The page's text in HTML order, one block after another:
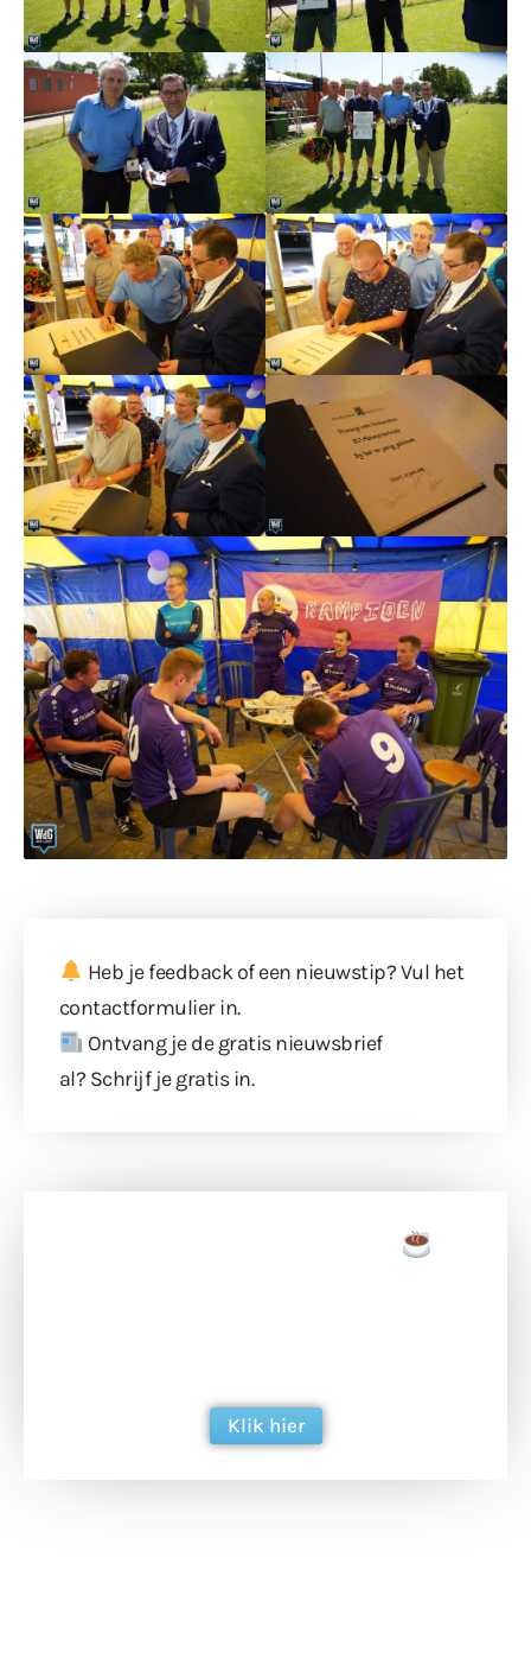
Heb je feedback of een nieuwstip? Vul het
contactformulierin.
Ontvang je de gratis nieuwsbrief
al? Schrijf je gratis in.
Klik hier